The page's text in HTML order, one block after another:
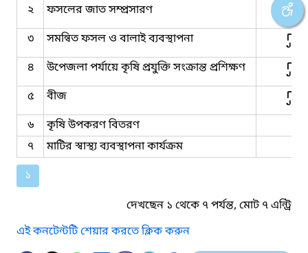
২
ফসলের জাত সম্প্রসারণ
৩
সমন্বিত ফসল ও বালাই ব্যবস্থাপনা
৪
উপেজলা পর্যায়ে কৃষি প্রযুক্তি সংক্রান্ত প্রশিক্ষণ
৫
বীজ
৬
কৃষি উপকরণ বিতরণ
৭
মাটির স্বাস্থ্য ব্যবস্থাপনা কার্যক্রম
১
দেখছেন ১ থেকে ৭ পর্যন্ত, মোট ৭ এন্ট্রি
এই কনটেন্টটি শেয়ার করতে ক্লিক করুন